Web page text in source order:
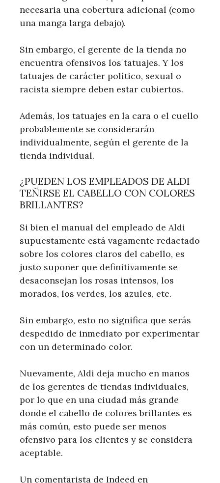
necesaria una cobertura adicional (como
una manga larga debajo).
Sin embargo, el gerente de la tienda no
encuentra ofensivos los tatuajes. Y los
tatuajes de carácter político, sexual o
racista siempre deben estar cubiertos.
Además, los tatuajes en la cara o el cuello
probablemente se considerarán
individualmente, según el gerente de la
tienda individual.
¿PUEDEN LOS EMPLEADOS DE ALDI
TEÑIRSE EL CABELLO CON COLORES
BRILLANTES?
Si bien el manual del empleado de Aldi
supuestamente está vagamente redactado
sobre los colores claros del cabello, es
justo suponer que definitivamente se
desaconsejan los rosas intensos, los
morados, los verdes, los azules, etc.
Sin embargo, esto no significa que serás
despedido de inmediato por experimentar
con un determinado color.
Nuevamente, Aldi deja mucho en manos
de los gerentes de tiendas individuales,
por lo que en una ciudad más grande
donde el cabello de colores brillantes es
más común, esto puede ser menos
ofensivo para los clientes y se considera
aceptable.
Un comentarista de Indeed en